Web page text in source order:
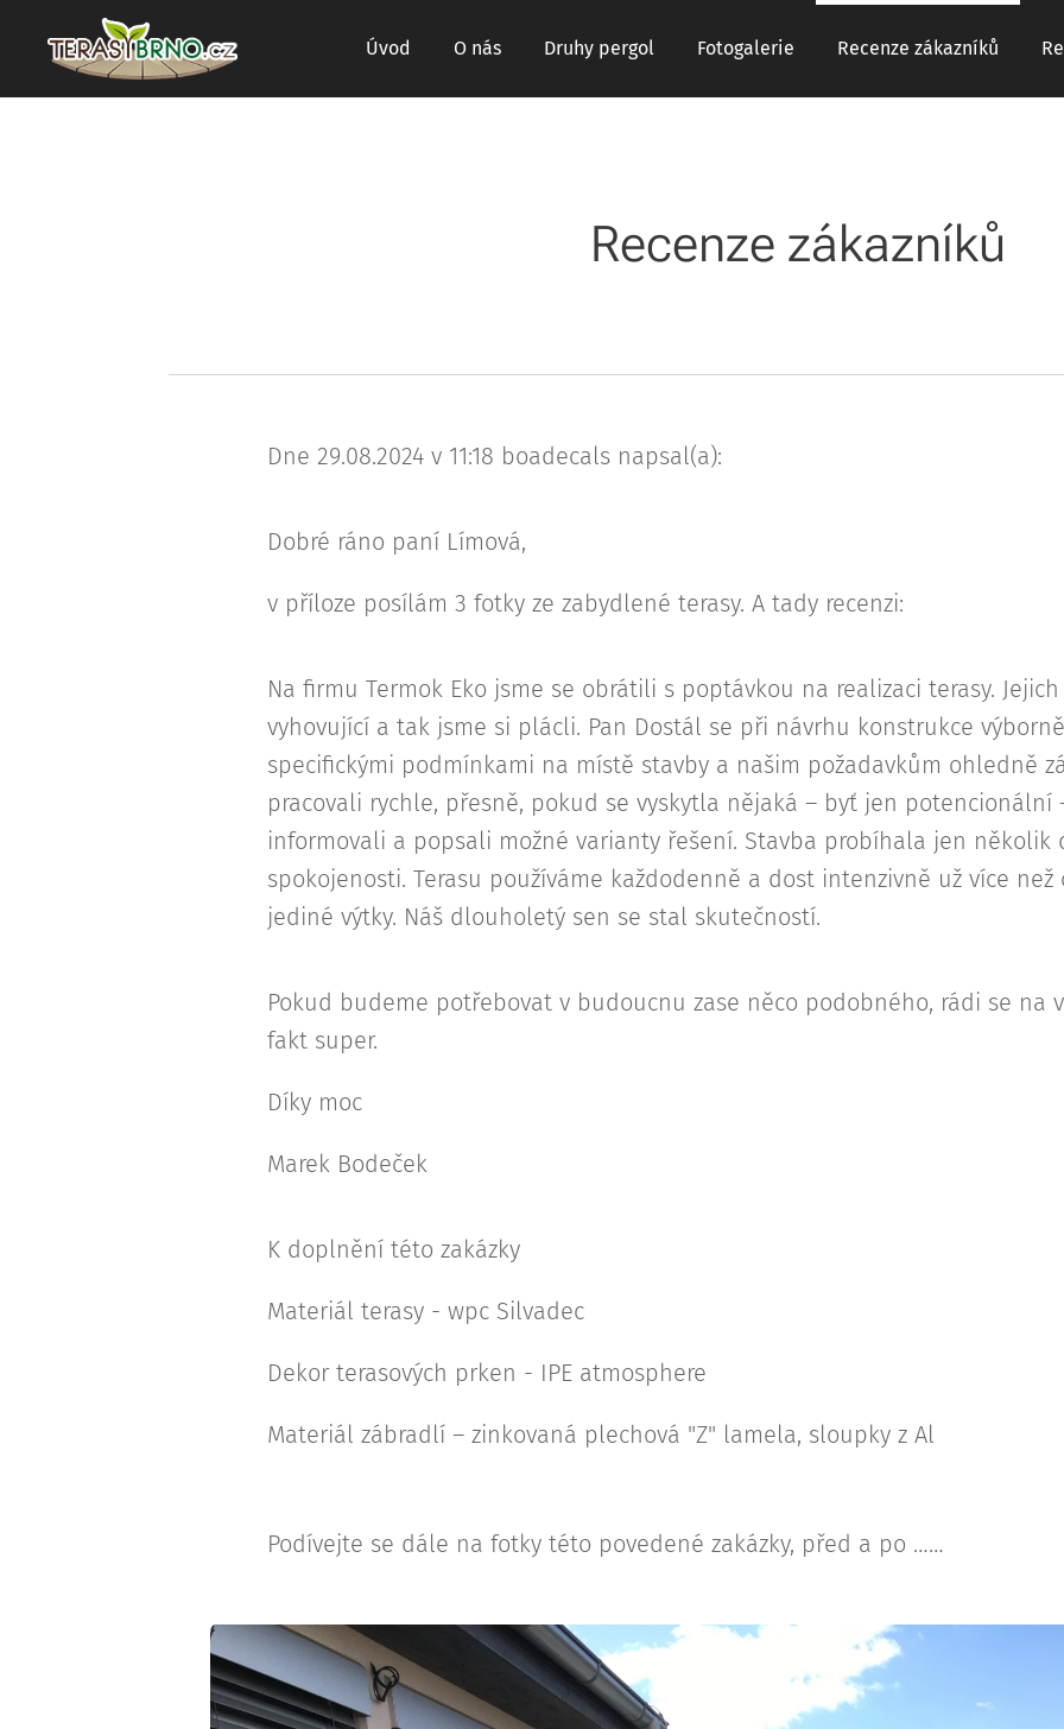
Úvod O nás Druhy pergol Fotogalerie Recenze zákazníků
Recenze zákazníků
Dne 29.08.2024 v 11:18 boadecals napsal(a):
Dobré ráno paní Límová,
v příloze posílám 3 fotky ze zabydlené terasy. A tady recenzi:
Na firmu Termok Eko jsme se obrátili s poptávkou na realizaci terasy.
vyhovující a tak jsme si plácli. Pan Dostál se při návrhu konstrukce
specifickými podmínkami na místě stavby a našim požadavkům ohledně
pracovali rychle, přesně, pokud se vyskytla nějaká – byť jen potencionální
informovali a popsali možné varianty řešení. Stavba probíhala jen
spokojenosti. Terasu používáme každodenně a dost intenzivně už více
jediné výtky. Náš dlouholetý sen se stal skutečností.
Pokud budeme potřebovat v budoucnu zase něco podobného, rádi se na
fakt super.
Díky moc
Marek Bodeček
K doplnění této zakázky
Materiál terasy - wpc Silvadec
Dekor terasových prken - IPE atmosphere
Materiál zábradlí – zinkovaná plechová "Z" lamela, sloupky z Al
Podívejte se dále na fotky této povedené zakázky, před a po ……